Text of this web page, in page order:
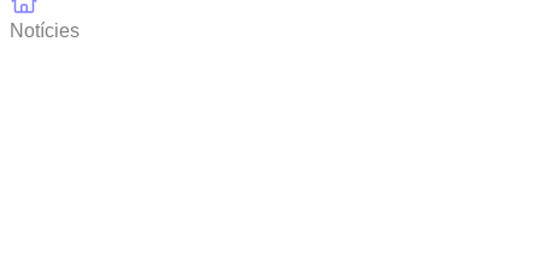
Notícies